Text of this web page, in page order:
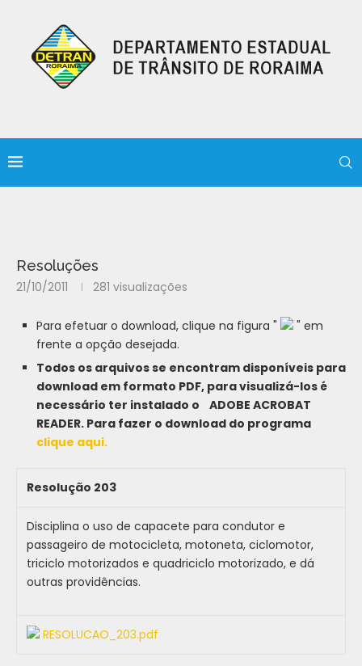
Resoluções
21/10/2011 281 visualizações
Para efetuar o download, clique na figura "
" em
frente a opção desejada.
Todos os arquivos se encontram disponíveis para
download em formato PDF, para visualizá-los é
necessário ter instalado o ADOBE ACROBAT
READER. Para fazer o download do programa
clique aqui.
Resolução 203
Disciplina o uso de capacete para condutor e
passageiro de motocicleta, motoneta, ciclomotor,
triciclo motorizados e quadriciclo motorizado, e dá
outras providências.
RESOLUCAO_203.pdf